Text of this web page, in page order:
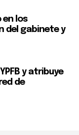
en los
del gabinete y
y atribuye
de